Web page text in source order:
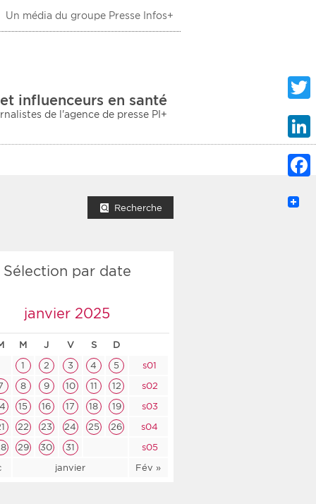
Un média du groupe Presse Infos+
influenceurs en santé
de l'agence de presse PI+
Recherche
Sélection par date
janvier 2025
M J V S D
janvier Fév »
1 2 3 4 5
s01
8 9 10 11 12
s02
15 16 17 18 19
s03
22 23 24 25 26
s04
29 30 31 s05